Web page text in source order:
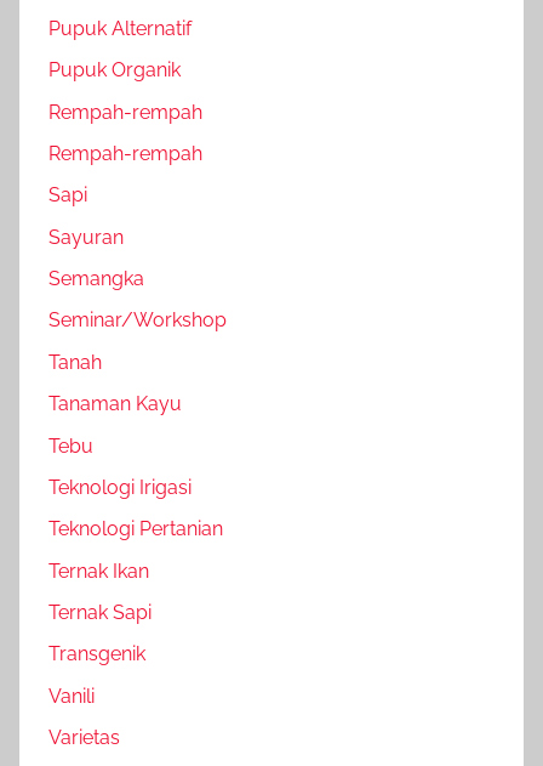
Pupuk Alternatif
Pupuk Organik
Rempah-rempah
Rempah-rempah
Sapi
Sayuran
Semangka
Seminar/Workshop
Tanah
Tanaman Kayu
Tebu
Teknologi Irigasi
Teknologi Pertanian
Ternak Ikan
Ternak Sapi
Transgenik
Vanili
Varietas